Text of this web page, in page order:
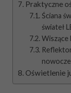
Praktyczne
Ściana
świateł
Wiszące
Oświetlenie